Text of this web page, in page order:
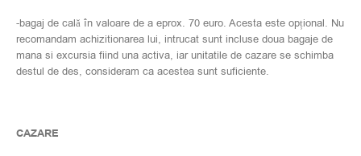
-bagaj de cală în valoare de a eprox. 70 euro. Acesta este opțional. Nu
recomandam achizitionarea lui, intrucat sunt incluse doua bagaje de
mana si excursia fiind una activa, iar unitatile de cazare se schimba
destul de des, consideram ca acestea sunt suficiente.
CAZARE